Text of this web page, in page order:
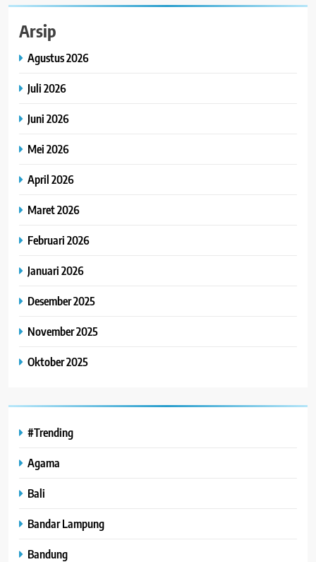
Arsip
Agustus 2026
Juli 2026
Juni 2026
Mei 2026
April 2026
Maret 2026
Februari 2026
Januari 2026
Desember 2025
November 2025
Oktober 2025
#Trending
Agama
Bali
Bandar Lampung
Bandung